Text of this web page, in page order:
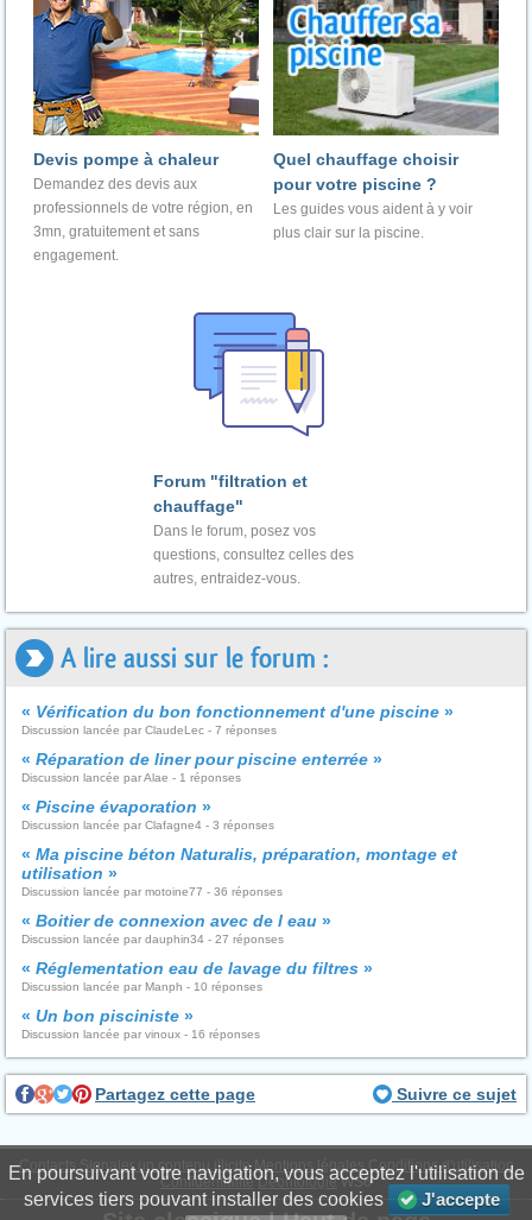
Devis pompe à chaleur
Demandez des devis aux
professionnels de votre région, en
3mn, gratuitement et sans
engagement.
Quel chauffage choisir
pour votre piscine ?
Les guides vous aident à y voir
plus clair sur la piscine.
Forum "filtration et
chauffage"
Dans le forum, posez vos
questions, consultez celles des
autres, entraidez-vous.
A lire aussi sur le forum :
« Vérification du bon fonctionnement d'une piscine »
Discussion lancée par ClaudeLec - 7 réponses
« Réparation de liner pour piscine enterrée »
Discussion lancée par Alae - 1 réponses
« Piscine évaporation »
Discussion lancée par Clafagne4 - 3 réponses
« Ma piscine béton Naturalis, préparation, montage et
utilisation »
Discussion lancée par motoine77 - 36 réponses
« Boitier de connexion avec de l eau »
Discussion lancée par dauphin34 - 27 réponses
« Réglementation eau de lavage du filtres »
Discussion lancée par Manph - 10 réponses
« Un bon pisciniste »
Discussion lancée par vinoux - 16 réponses
Partagez cette page Suivre ce sujet
Contacts Signaler un contenu illicite Mentions légales Conditions d'utilisation
Confidentialité DéontologieWS6
En poursuivant votre navigation, vous acceptez l'utilisation de
services tiers pouvant installer des cookies
J'accepte